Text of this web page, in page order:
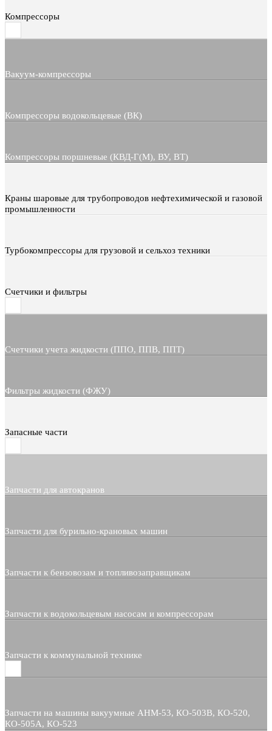
Компрессоры
Вакуум-компрессоры
Компрессоры водокольцевые (ВК)
Компрессоры поршневые (КВД-Г(М), ВУ, ВТ)
Краны шаровые для трубопроводов нефтехимической и газовой
промышленности
Турбокомпрессоры для грузовой и сельхоз техники
Счетчики и фильтры
Счетчики учета жидкости (ППО, ППВ, ППТ)
Фильтры жидкости (ФЖУ)
Запасные части
Запчасти для автокранов
Запчасти для бурильно-крановых машин
Запчасти к бензовозам и топливозаправщикам
Запчасти к водокольцевым насосам и компрессорам
Запчасти к коммунальной технике
Запчасти на машины вакуумные АНМ-53, КО-503В, КО-520,
КО-505А, КО-523